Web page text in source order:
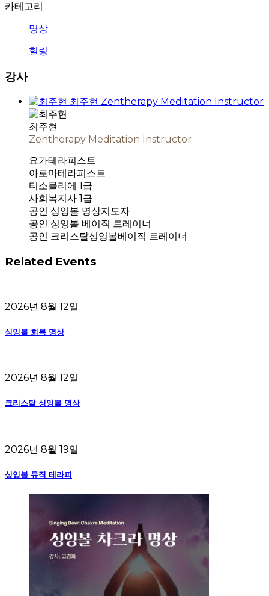
카테고리
명상
힐링
강사
최주현 Zentherapy Meditation Instructor
최주현
Zentherapy Meditation Instructor
요가테라피스트
아로마테라피스트
티소믈리에 1급
사회복지사 1급
공인 싱잉볼 명상지도자
공인 싱잉볼 베이직 트레이너
공인 크리스탈싱잉볼베이직 트레이너
Related Events
2026년 8월 12일
싱잉볼 회복 명상
2026년 8월 12일
크리스탈 싱잉볼 명상
2026년 8월 19일
싱잉볼 뮤직 테라피